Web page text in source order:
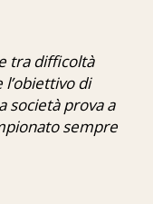
tra difficoltà
di
società prova a
sempre